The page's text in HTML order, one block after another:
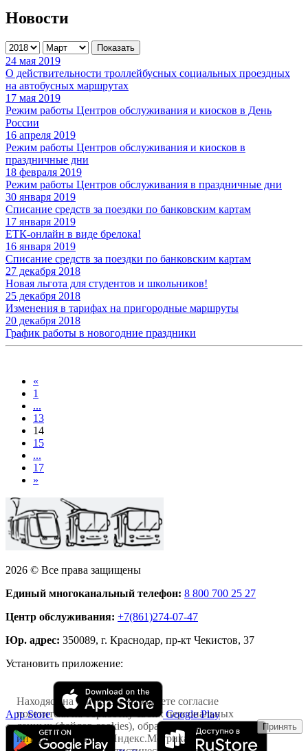
Новости
Показать
24 мая 2019
О действительности троллейбусных социальных проездных
на автобусных маршрутах
17 мая 2019
Режим работы Центров обслуживания и киосков в День
России
16 апреля 2019
Режим работы Центров обслуживания и киосков в
праздничные дни
18 февраля 2019
Режим работы Центров обслуживания в праздничные дни
30 января 2019
Списание средств за поездки по банковским картам
17 января 2019
ЕТК-онлайн в виде брелока!
16 января 2019
Списание средств за поездки по банковским картам
27 декабря 2018
Новая льгота для студентов и школьников!
25 декабря 2018
Изменения в тарифах на пригородные маршруты
20 декабря 2018
График работы в новогодние праздники
«
1
...
13
14
15
...
17
»
2026 © Все права защищены
Единый многоканальный телефон: 8 800 700 25 27
Центр обслуживания: +7(861)274-07-47
Юр. адрес: 350089, г. Краснодар, пр-кт Чекистов, 37
Установить приложение:
App Store Google Play
Находясь на сайте, Вы выражаете согласие
посетителя на обработку своих персональных
данных (файлов cookies), обрабатываемых
интернет-сервисом Яндекс.Метрика
Принять